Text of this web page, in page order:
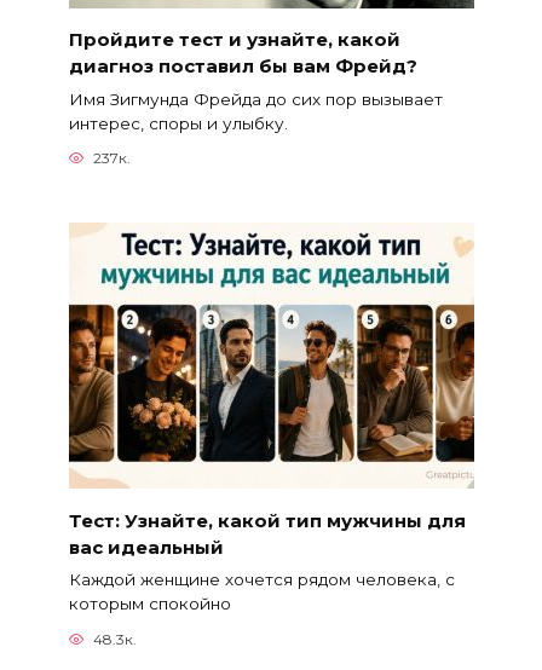
Пройдите тест и узнайте, какой
диагноз поставил бы вам Фрейд?
Имя Зигмунда Фрейда до сих пор вызывает
интерес, споры и улыбку.
237к.
Тест: Узнайте, какой тип мужчины для
вас идеальный
Каждой женщине хочется рядом человека, с
которым спокойно
48.3к.